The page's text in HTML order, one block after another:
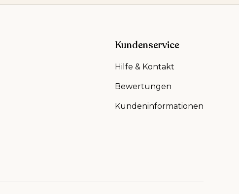
Kundenservice
Hilfe & Kontakt
Bewertungen
Kundeninformationen